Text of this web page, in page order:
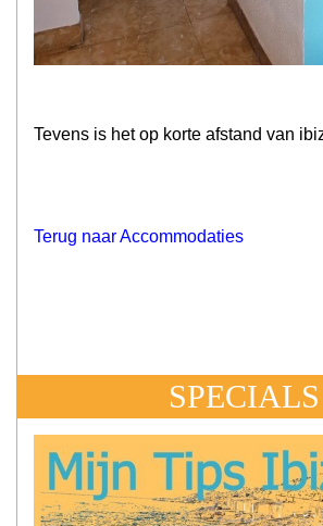
Tevens is het op korte afstand van
Terug naar Accommodaties
SPECIALS